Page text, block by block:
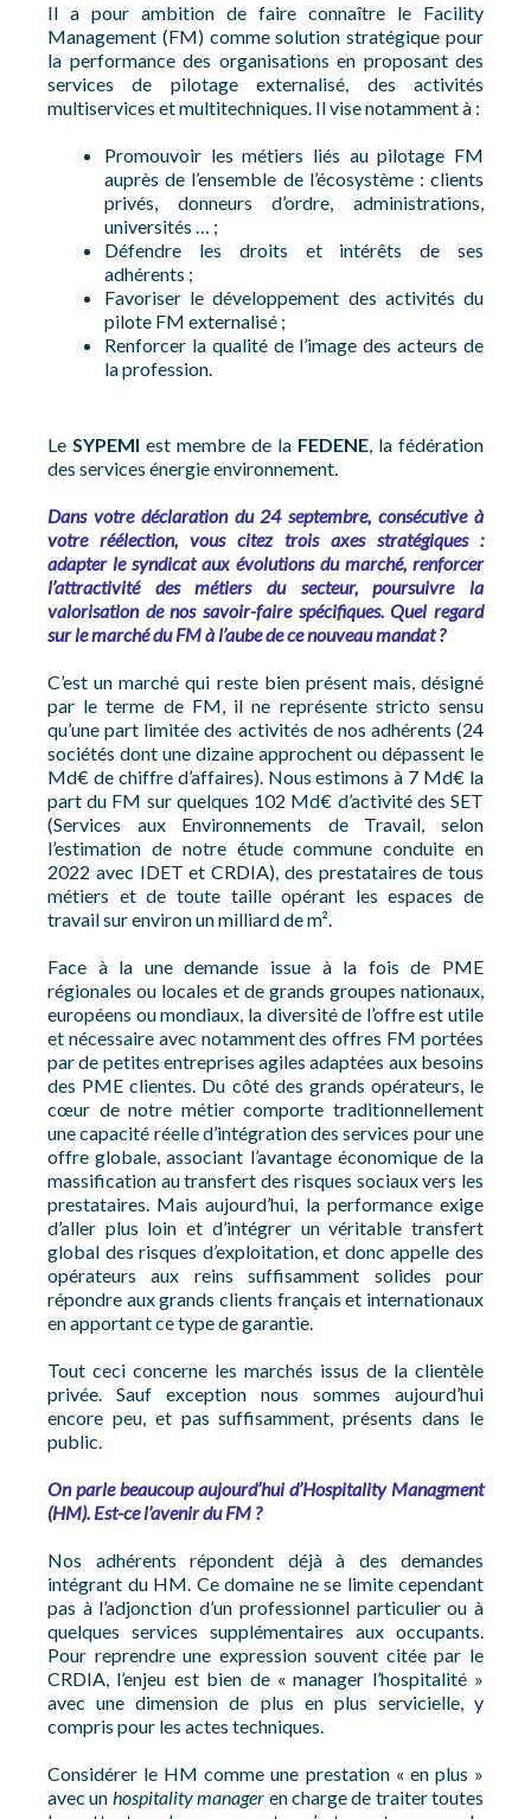
Il a pour ambition de faire connaître le Facility
Management (FM) comme solution stratégique pour
la performance des organisations en proposant des
services de pilotage externalisé, des activités
multiservices et multitechniques. Il vise notamment à :
Promouvoir les métiers liés au pilotage FM
auprès de l’ensemble de l’écosystème : clients
privés, donneurs d’ordre, administrations,
universités … ;
Défendre les droits et intérêts de ses
adhérents ;
Favoriser le développement des activités du
pilote FM externalisé ;
Renforcer la qualité de l’image des acteurs de
la profession.
Le SYPEMI est membre de la FEDENE, la fédération
des services énergie environnement.
Dans votre déclaration du 24 septembre, consécutive à
votre réélection, vous citez trois axes stratégiques :
adapter le syndicat aux évolutions du marché, renforcer
l’attractivité des métiers du secteur, poursuivre la
valorisation de nos savoir-faire spécifiques. Quel regard
sur le marché du FM à l’aube de ce nouveau mandat ?
C’est un marché qui reste bien présent mais, désigné
par le terme de FM, il ne représente stricto sensu
qu’une part limitée des activités de nos adhérents (24
sociétés dont une dizaine approchent ou dépassent le
Md€ de chiffre d’affaires). Nous estimons à 7 Md€ la
part du FM sur quelques 102 Md€ d’activité des SET
(Services aux Environnements de Travail, selon
l’estimation de notre étude commune conduite en
2022 avec IDET et CRDIA), des prestataires de tous
métiers et de toute taille opérant les espaces de
travail sur environ un milliard de m².
Face à la une demande issue à la fois de PME
régionales ou locales et de grands groupes nationaux,
européens ou mondiaux, la diversité de l’offre est utile
et nécessaire avec notamment des offres FM portées
par de petites entreprises agiles adaptées aux besoins
des PME clientes. Du côté des grands opérateurs, le
cœur de notre métier comporte traditionnellement
une capacité réelle d’intégration des services pour une
offre globale, associant l’avantage économique de la
massification au transfert des risques sociaux vers les
prestataires. Mais aujourd’hui, la performance exige
d’aller plus loin et d’intégrer un véritable transfert
global des risques d’exploitation, et donc appelle des
opérateurs aux reins suffisamment solides pour
répondre aux grands clients français et internationaux
en apportant ce type de garantie.
Tout ceci concerne les marchés issus de la clientèle
privée. Sauf exception nous sommes aujourd’hui
encore peu, et pas suffisamment, présents dans le
public.
On parle beaucoup aujourd’hui d’Hospitality Managment
(HM). Est-ce l’avenir du FM ?
Nos adhérents répondent déjà à des demandes
intégrant du HM. Ce domaine ne se limite cependant
pas à l’adjonction d’un professionnel particulier ou à
quelques services supplémentaires aux occupants.
Pour reprendre une expression souvent citée par le
CRDIA, l’enjeu est bien de « manager l’hospitalité »
avec une dimension de plus en plus servicielle, y
compris pour les actes techniques.
Considérer le HM comme une prestation « en plus »
avec un hospitality manager en charge de traiter toutes